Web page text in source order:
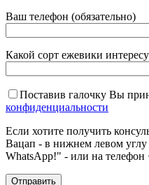
Ваш телефон (обязательно)
Какой сорт ежевики
Поставив галочку Вы
конфиденциальности
Если хотите получить
Вацап - в нижнем левом
WhatsApp!" - или на телефон